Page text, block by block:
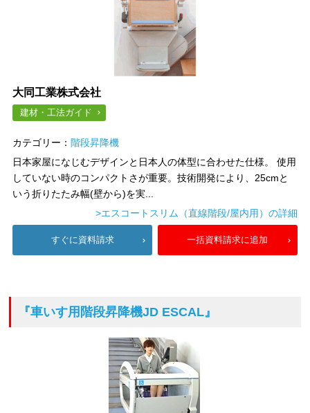
大同工業株式会社
建材・工法ガイド
カテゴリー： 階段昇降機
日本家屋になじむデザインと日本人の体型に合わせた仕様。 使用
していない時のコンパクトさが重要。技術開発により、25cmと
いう折りたたみ幅(壁から)を実...
>エスコートスリム（直線階段/屋内用）の詳細
すぐに資料請求 一括資料請求に追加
『車いす用階段昇降機JD ESCAL』